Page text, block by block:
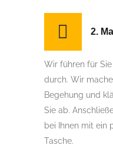
2.
Wir führen für
durch. Wir
Begehung und
Sie ab.
bei Ihnen mit ein
Tasche.